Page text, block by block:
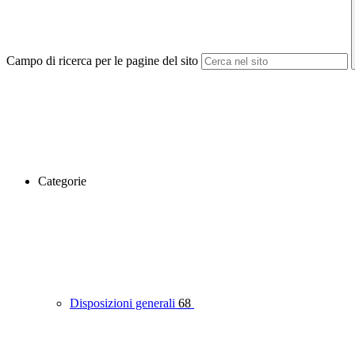
Campo di ricerca per le pagine del sito
Categorie
Disposizioni generali 68